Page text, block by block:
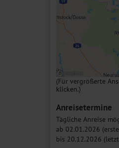
(Für vergrößerte
klicken.)
Anreisetermine
Tägliche Anreise
ab 02.01.2026
bis 20.12.2026